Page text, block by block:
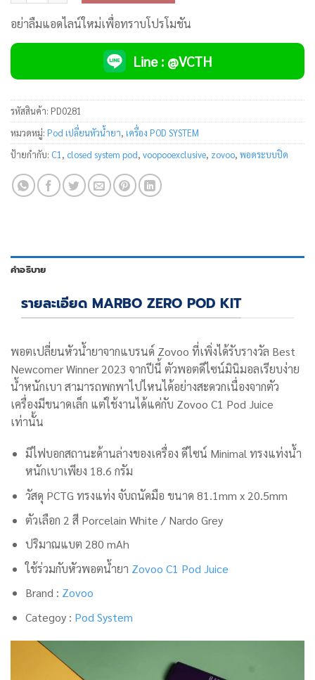
อย่าลืมแอดไลน์ใหม่เพื่อทราบโปรโมชัน
Line : @VCTH
รหัสสินค้า: PD0281
หมวดหมู่: Pod เปลี่ยนหัวน้ำยา, เครื่อง POD SYSTEM
ป้ายกำกับ: C1 , closed system pod, voopooexclusive, zovoo, พอดระบบปิด
คำอธิบาย
รายละเอียด MARBO ZERO POD KIT
พอตเปลี่ยนหัวน้ำยาจากแบรนด์ Zovoo ที่เพิ่งได้รับรางวัล Best
Newcomer Winner 2023 จากปีนี้ ตัวพอตดีไซน์มินิมอลเรียบง่าย
น้ำหนักเบา สามารถพกพาไปไหนได้อย่างสะดวกเนื่องจากตัว
เครื่องมีขนาดเล็ก แต่ใช้งานได้แค่กับ Zovoo C1 Pod Juice
เท่านั้น
มีไฟบอกสถานะด้านล่างของเครื่อง ดีไซน์ Minimal ทรงแท่งน้ำ
หนักเบาเพียง 18.6 กรัม
วัสดุ PCTG ทรงแท่ง จับถนัดมือ ขนาด 81.1mm x 20.5mm
ตัวเลือก 2 สี Porcelain White / Nardo Grey
ปริมาณแบต 280 mAh
ใช้ร่วมกับหัวพอตน้ำยา Zovoo C1 Pod Juice
Brand : Zovoo
Categoy : Pod System